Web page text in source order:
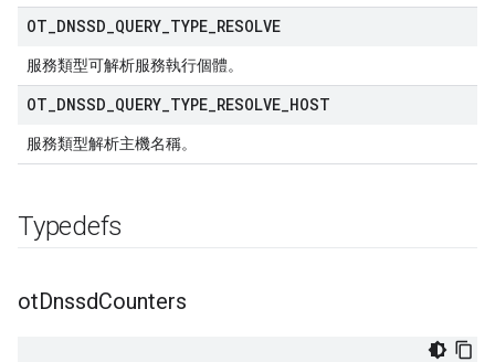
OT DNSSD QUERY TYPE RESOLVE
服務類型可解析服務執行個體。
OT DNSSD QUERY TYPE RESOLVE HOST
服務類型解析主機名稱。
Typedefs
otDnssdCounters